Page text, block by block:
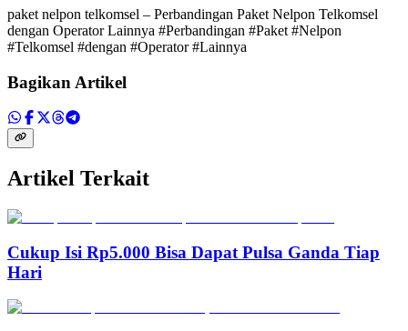
paket nelpon telkomsel – Perbandingan Paket Nelpon Telkomsel
dengan Operator Lainnya #Perbandingan #Paket #Nelpon
#Telkomsel #dengan #Operator #Lainnya
Bagikan Artikel
Artikel Terkait
Cukup Isi Rp5.000 Bisa Dapat Pulsa Ganda Tiap
Hari